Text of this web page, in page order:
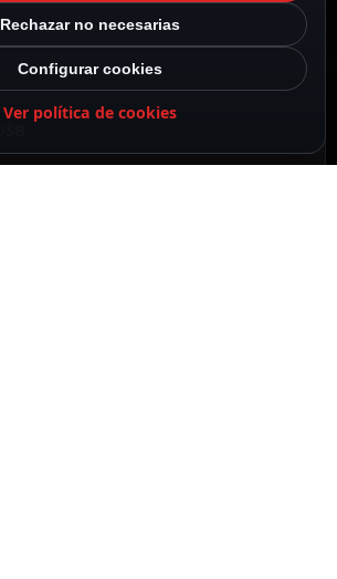
Rechazar no necesarias
Configurar cookies
Ver política de cookies